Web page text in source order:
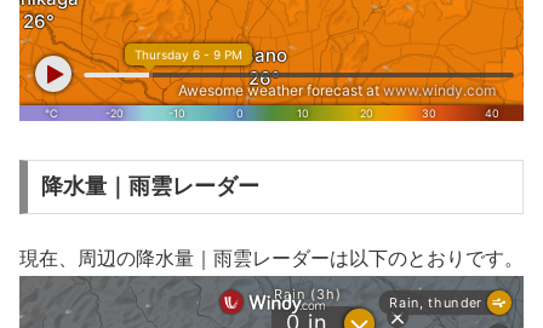
降水量｜雨雲レーダー
現在、周辺の降水量｜雨雲レーダーは以下のとおりです。